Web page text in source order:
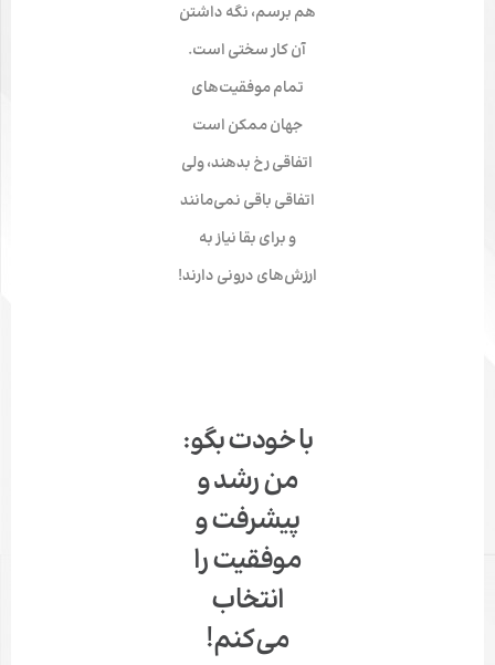
هم برسم، نگه داشتن
آن کار سختی است.
تمام موفقیت­‌های
جهان ممکن است
اتفاقی رخ بدهند، ولی
اتفاقی باقی نمی‌­مانند
و برای بقا نیاز به
ارزش‌­های درونی دارند!
با خودت بگو:
من رشد و
پیشرفت و
موفقیت را
انتخاب
می‌کنم!